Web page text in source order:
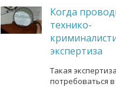
Когда
технико-
экспертиза
Такая
потребоваться